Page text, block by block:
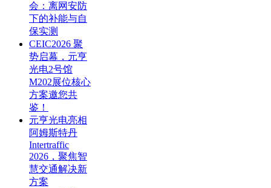
会：离网安防
下的补能与自
保实测
CEIC2026 聚
势启幕，元亨
光电2号馆
M202展位核心
方案邀您共
鉴！
元亨光电亮相
阿姆斯特丹
Intertraffic
2026，聚焦智
慧交通解决新
方案